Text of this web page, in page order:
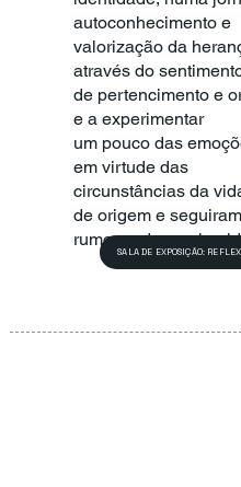
autoconhecimento e
valorização da
através do
de pertencimento e
e a experimentar
um pouco das
em virtude das
circunstâncias da
de origem e seguiram
rumo ao
SALA DE EXPOSIÇÃO: